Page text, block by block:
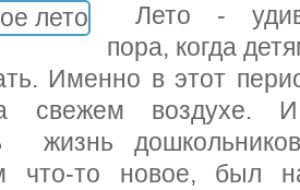
Лето -
пора, когда
Именно в этот
свежем
жизнь
что-то новое, был